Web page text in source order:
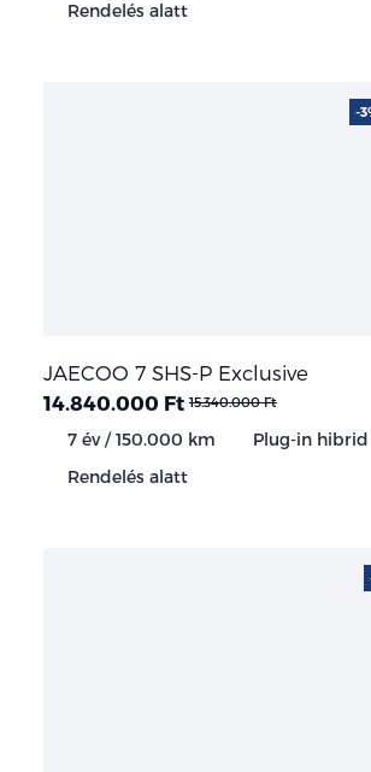
Rendelés alatt
JAECOO 7 SHS-P Exclusive
14.840.000 Ft 15.340.000 Ft
7 év / 150.000 km
Plug-in hibrid
Rendelés alatt
-